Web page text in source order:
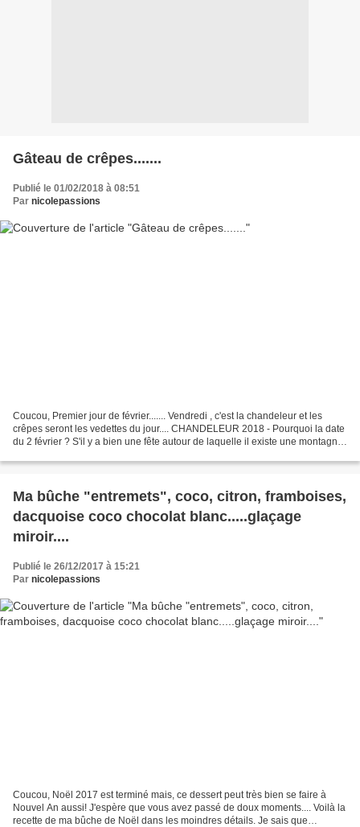
Gâteau de crêpes.......
Publié le 01/02/2018 à 08:51
Par nicolepassions
Coucou, Premier jour de février....... Vendredi , c'est la chandeleur et les
crêpes seront les vedettes du jour.... CHANDELEUR 2018 - Pourquoi la date
du 2 février ? S'il y a bien une fête autour de laquelle il existe une montagne
Ma bûche "entremets", coco, citron, framboises,
dacquoise coco chocolat blanc.....glaçage
miroir....
Publié le 26/12/2017 à 15:21
Par nicolepassions
Coucou, Noël 2017 est terminé mais, ce dessert peut très bien se faire à
Nouvel An aussi! J'espère que vous avez passé de doux moments.... Voilà la
recette de ma bûche de Noël dans les moindres détails. Je sais que